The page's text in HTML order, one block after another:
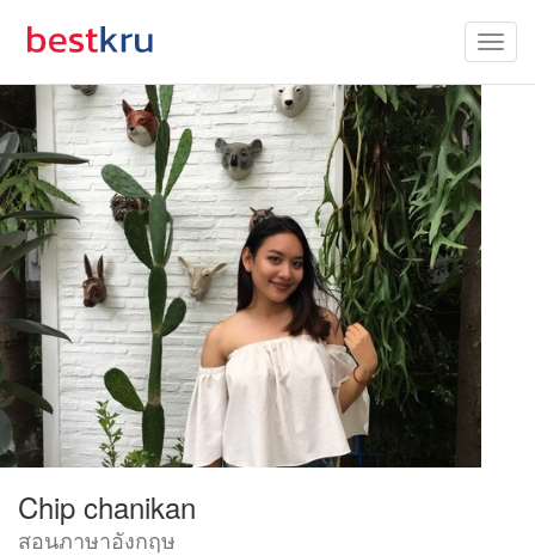
Chip chanikan
สอนภาษาอังกฤษ